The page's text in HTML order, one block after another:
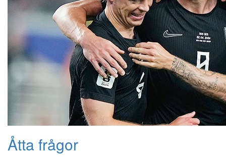
Åtta frågor